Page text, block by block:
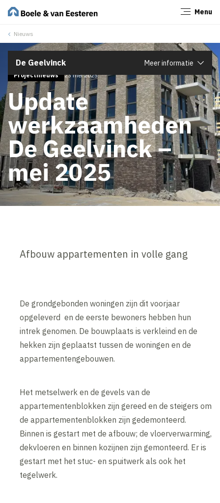
Menu
Nieuws
De Geelvinck Meer informatie
Projectnieuws 23 mei 2025
Update
werkzaamheden
De Geelvinck –
mei 2025
Afbouw appartementen in volle gang
De grondgebonden woningen zijn dit voorjaar
opgeleverd en de eerste bewoners hebben hun
intrek genomen. De bouwplaats is verkleind en de
hekken zijn geplaatst tussen de woningen en de
appartementengebouwen.
Het metselwerk en de gevels van de
appartementenblokken zijn gereed en de steigers om
de appartementenblokken zijn gedemonteerd.
Binnen is gestart met de afbouw; de vloerverwarming,
dekvloeren en binnen kozijnen zijn gemonteerd. Er is
gestart met het stuc- en spuitwerk als ook het
tegelwerk.
Sluiten